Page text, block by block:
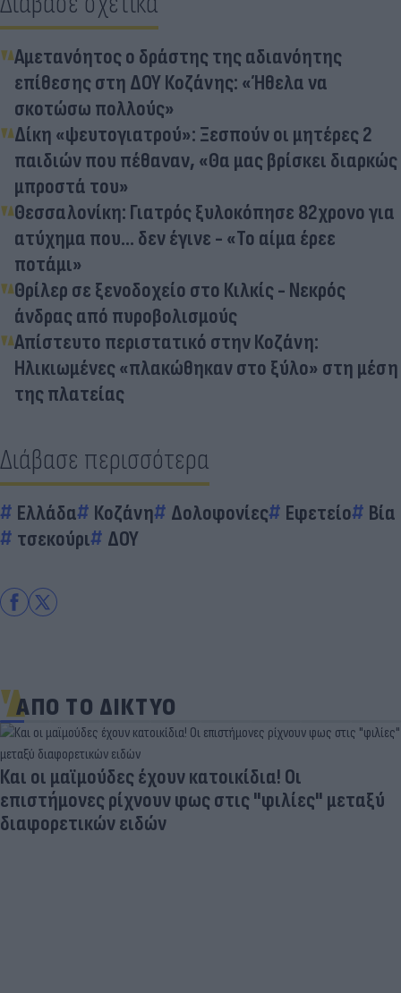
Αμετανόητος ο δράστης της αδιανόητης
επίθεσης στη ΔΟΥ Κοζάνης: «Ήθελα να
σκοτώσω πολλούς»
Δίκη «ψευτογιατρού»: Ξεσπούν οι μητέρες 2
παιδιών που πέθαναν, «Θα μας βρίσκει διαρκώς
μπροστά του»
Θεσσαλονίκη: Γιατρός ξυλοκόπησε 82χρονο για
ατύχημα που... δεν έγινε - «Το αίμα έρεε
ποτάμι»
Θρίλερ σε ξενοδοχείο στο Κιλκίς - Νεκρός
άνδρας από πυροβολισμούς
Απίστευτο περιστατικό στην Κοζάνη:
Ηλικιωμένες «πλακώθηκαν στο ξύλο» στη μέση
της πλατείας
Διάβασε περισσότερα
Ελλάδα Κοζάνη Δολοφονίες Εφετείο
Βία
τσεκούρι
ΔΟΥ
ΑΠΟ ΤΟ ΔΙΚΤΥΟ
Και οι μαϊμούδες έχουν κατοικίδια! Οι
επιστήμονες ρίχνουν φως στις "φιλίες" μεταξύ
διαφορετικών ειδών